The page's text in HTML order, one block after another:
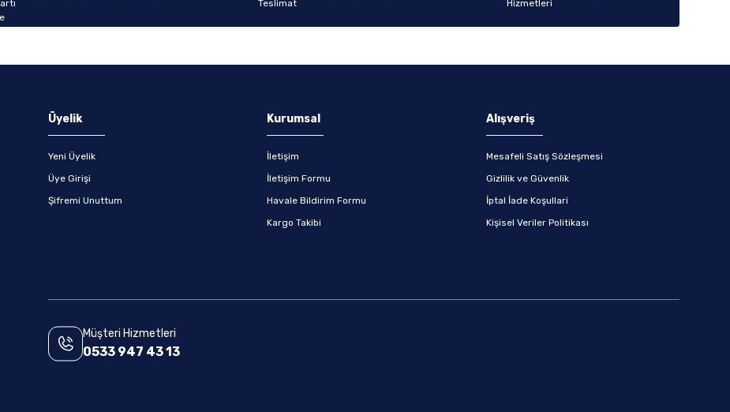
Üyelik
Yeni Üyelik
Üye Girişi
Şifremi Unuttum
Kurumsal
İletişim
İletişim Formu
Havale Bildirim Formu
Kargo Takibi
Alışveriş
Mesafeli Satış Sözleşmesi
Gizlilik ve Güvenlik
İptal İade Koşullari
Kişisel Veriler Politikası
Müşteri Hizmetleri
0533 947 43 13